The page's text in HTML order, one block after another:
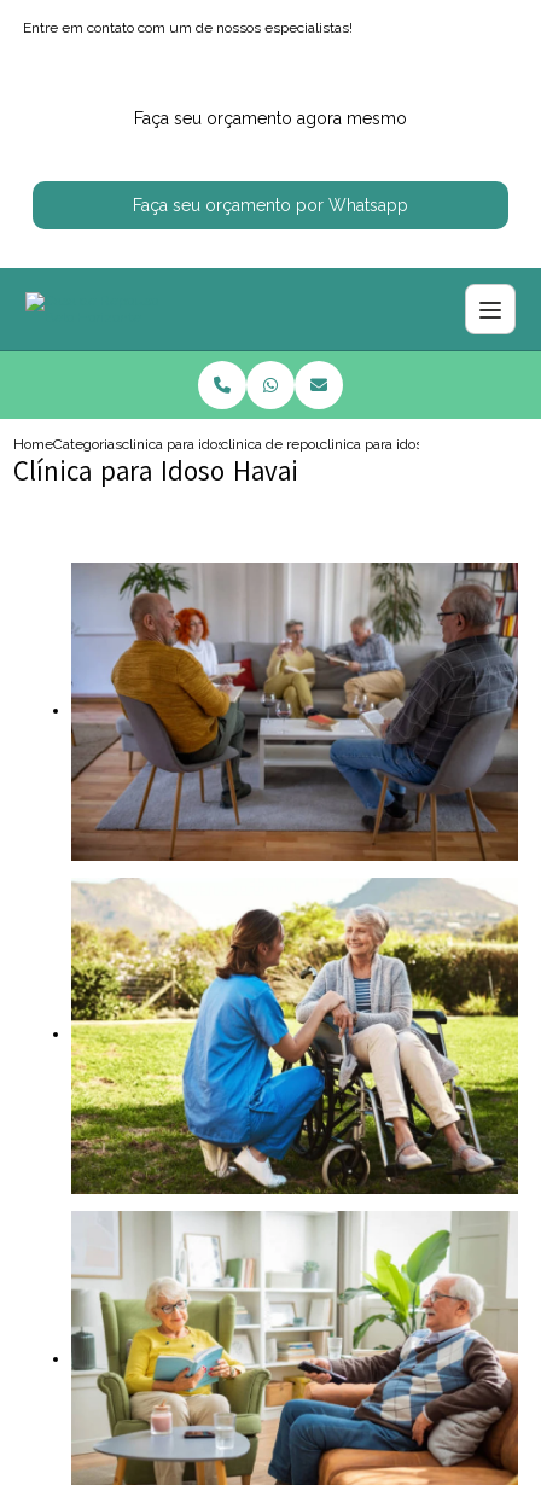
Entre em contato com um de nossos especialistas!
Faça seu orçamento agora mesmo
Faça seu orçamento por Whatsapp
HomeCategoriasclinica para idososclinica de repouso para idoso com enfermagem
clinica para idoso havai
Clínica para Idoso Havai